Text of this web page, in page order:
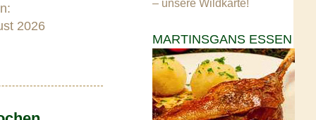
2026
– unsere Wildkarte!
MARTINSGANS ESSEN